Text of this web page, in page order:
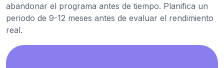
abandonar el programa antes de tiempo. Planifica un
periodo de 9-12 meses antes de evaluar el rendimiento
real.